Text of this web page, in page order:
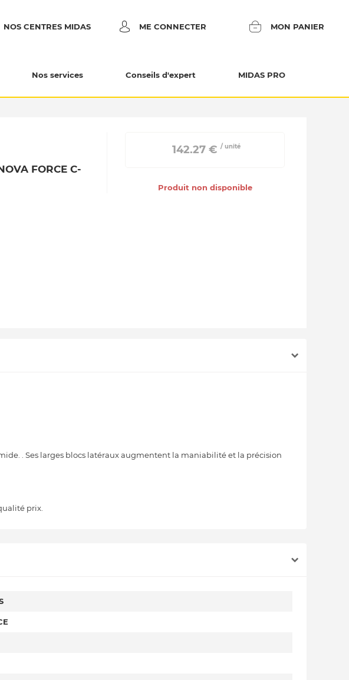
NOS CENTRES MIDAS ME CONNECTER MON PANIER
Nos services Conseils d'expert MIDAS PRO
FORCE C-
142.27 € / unité
Produit non disponible
. Ses larges blocs latéraux augmentent la maniabilité et la précision
prix.